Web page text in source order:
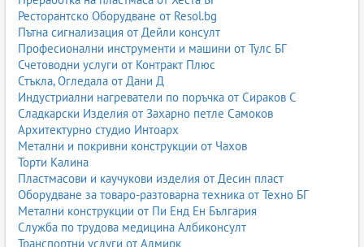
Ресторантско Оборудване от Resol.bg
Пътна сигнализация от Дейли консулт
Професионални инструменти и машини от Тулс БГ
Счетоводни услуги от Контракт Плюс
Стъкла, Огледала от Дани Д
Индустриални нагреватели по поръчка от Сираков С
Сладкарски Изделия от Захарно петле Самоков
Архитектурно студио Интоарх
Метални и покривни конструкции от Чахов
Торти Калина
Пластмасови и каучукови изделия от Десин пласт
Оборудване за товаро-разтоварна техника от Техно БГ
Метални конструкции от Пи Енд Ен България
Служба по трудова медицина Албиконсулт
Транспортни услуги от Алмирк